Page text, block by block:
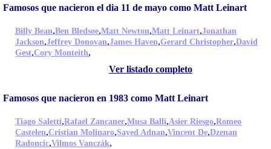
Famosos que nacieron el dia 11 de mayo como Matt Leinart
Billy Bean,Ben Bledsoe,Matt Newton,Matt Leinart,Jonathan
Jackson,Jeffrey Donovan,James Haven,Gerard Christopher,David
Gest,Cory Monteith,
Ver listado completo
Famosos que nacieron en 1983 como Matt Leinart
Tiago Saletti,Rafael Zancaner,Musa Balli,Asier Riesgo,Romeo
Castelen,Cristian Molinaro,Sayed Adnan,Vincent De,Dzenan
Radoncic,Vilmos Vanczák,